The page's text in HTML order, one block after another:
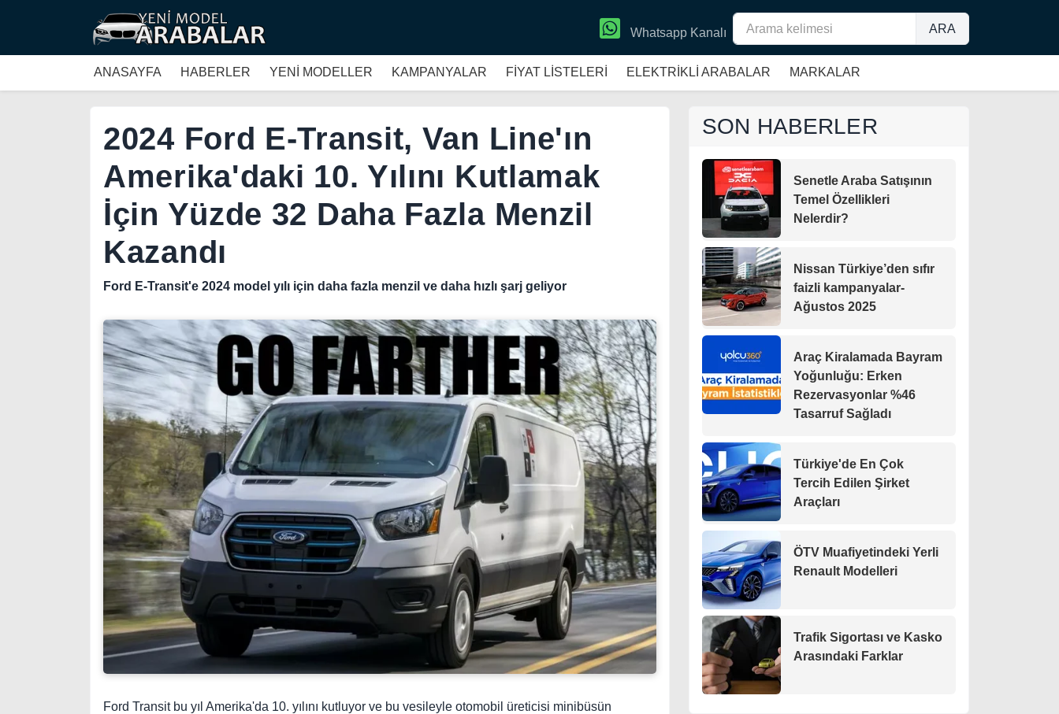
ARA
Whatsapp Kanalı
ANASAYFA HABERLER YENİ MODELLER KAMPANYALAR FİYAT LİSTELERİ ELEKTRİKLİ ARABALAR MARKALAR
2024 Ford E-Transit, Van Line'ın
Amerika'daki 10. Yılını Kutlamak
İçin Yüzde 32 Daha Fazla Menzil
Kazandı
Ford E-Transit'e 2024 model yılı için daha fazla menzil ve daha hızlı şarj geliyor
Ford Transit bu yıl Amerika'da 10. yılını kutluyor ve bu vesileyle otomobil üreticisi minibüsün
SON HABERLER
Senetle Araba Satışının
Temel Özellikleri
Nelerdir?
Nissan Türkiye’den sıfır
faizli kampanyalar-
Ağustos 2025
Araç Kiralamada Bayram
Yoğunluğu: Erken
Rezervasyonlar %46
Tasarruf Sağladı
Türkiye'de En Çok
Tercih Edilen Şirket
Araçları
ÖTV Muafiyetindeki Yerli
Renault Modelleri
Trafik Sigortası ve Kasko
Arasındaki Farklar